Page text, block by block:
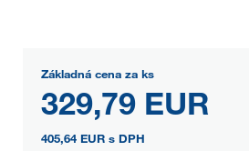
Základná cena za ks
329,79 EUR
405,64 EUR s DPH